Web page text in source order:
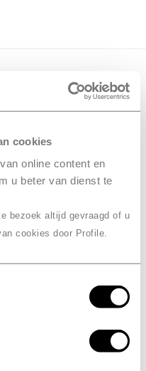
cookies
online content en
u beter van dienst te
bezoek altijd gevraagd of u
cookies door Profile.